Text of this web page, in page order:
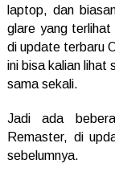
laptop, dan
glare yang
di update terbaru
ini bisa kalian lihat
sama sekali.
Jadi ada
Remaster, di
sebelumnya.